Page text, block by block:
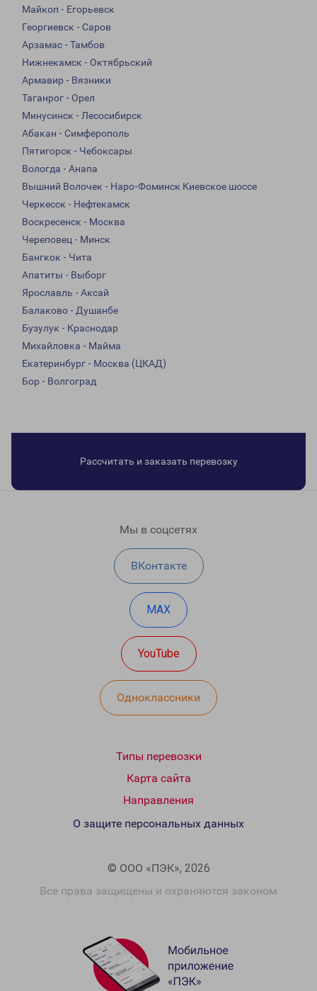
Майкоп - Егорьевск
Георгиевск - Саров
Арзамас - Тамбов
Нижнекамск - Октябрьский
Армавир - Вязники
Таганрог - Орел
Минусинск - Лесосибирск
Абакан - Симферополь
Пятигорск - Чебоксары
Вологда - Анапа
Вышний Волочек - Наро-Фоминск Киевское шоссе
Черкесск - Нефтекамск
Воскресенск - Москва
Череповец - Минск
Бангкок - Чита
Апатиты - Выборг
Ярославль - Аксай
Балаково - Душанбе
Бузулук - Краснодар
Михайловка - Майма
Екатеринбург - Москва (ЦКАД)
Бор - Волгоград
Рассчитать и заказать перевозку
Мы в соцсетях
ВКонтакте
MAX
YouTube
Одноклассники
Типы перевозки
Карта сайта
Направления
© ООО «ПЭК», 2026
Все права защищены и охраняются законом
О защите персональных данных